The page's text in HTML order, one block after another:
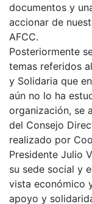
documentos y
accionar de
AFCC.
Posteriormente
temas referidos
y Solidaria que
aún no lo ha
organización, se
del Consejo
realizado por
Presidente Julio
su sede social y
vista económico
apoyo y